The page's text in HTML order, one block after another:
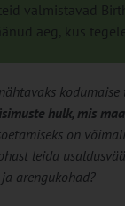
valmistavad
aeg, kus
hulk, mis
on
leida
arengukohad?